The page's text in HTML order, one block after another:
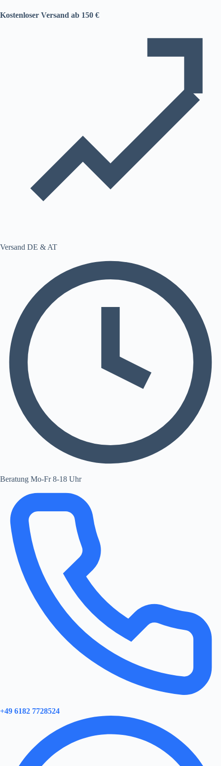
Kostenloser Versand ab 150 €
Versand DE & AT
Beratung Mo-Fr 8-18 Uhr
+49 6182 7728524